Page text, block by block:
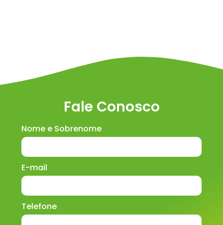
Fale Conosco
Nome e Sobrenome
E-mail
Telefone